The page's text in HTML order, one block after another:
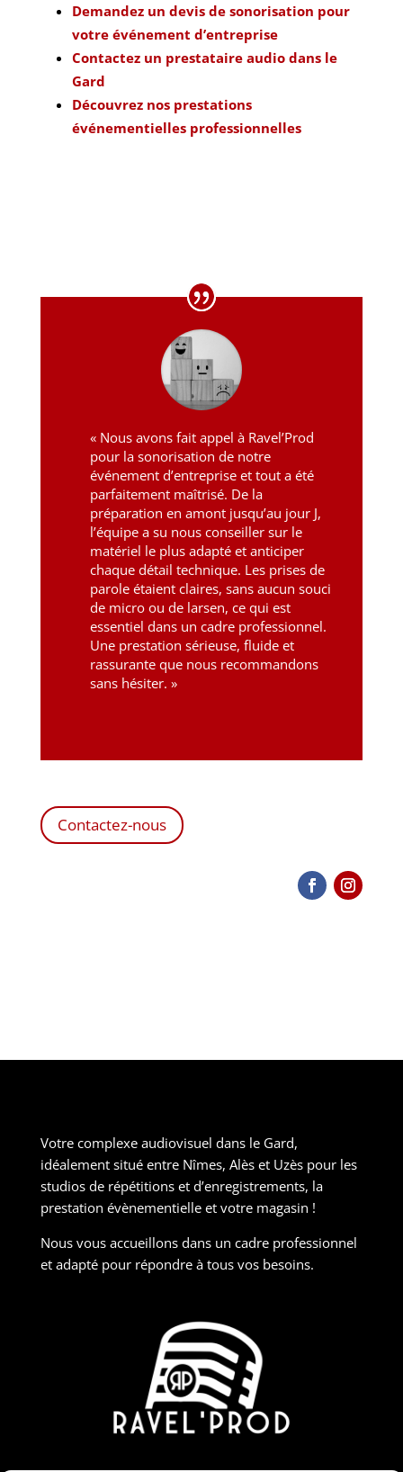
Demandez un devis de sonorisation pour
votre événement d’entreprise
Contactez un prestataire audio dans le
Gard
Découvrez nos prestations
événementielles professionnelles
« Nous avons fait appel à Ravel’Prod
pour la sonorisation de notre
événement d’entreprise et tout a été
parfaitement maîtrisé. De la
préparation en amont jusqu’au jour J,
l’équipe a su nous conseiller sur le
matériel le plus adapté et anticiper
chaque détail technique. Les prises de
parole étaient claires, sans aucun souci
de micro ou de larsen, ce qui est
essentiel dans un cadre professionnel.
Une prestation sérieuse, fluide et
rassurante que nous recommandons
sans hésiter. »
Contactez-nous
Votre complexe audiovisuel dans le Gard,
idéalement situé entre Nîmes, Alès et Uzès pour les
studios de répétitions et d’enregistrements, la
prestation évènementielle et votre magasin !
Nous vous accueillons dans un cadre professionnel
et adapté pour répondre à tous vos besoins.